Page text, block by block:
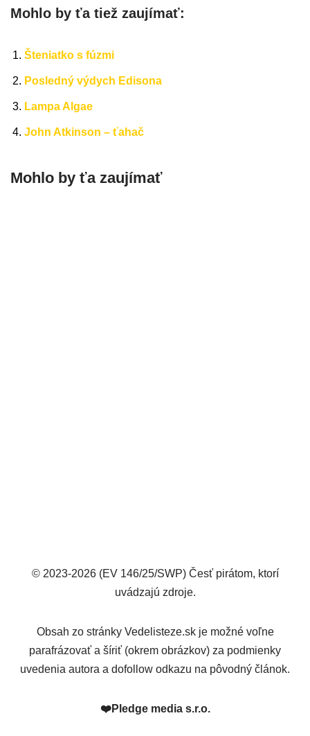
Mohlo by ťa tiež zaujímať:
Šteniatko s fúzmi
Posledný výdych Edisona
Lampa Algae
John Atkinson – ťahač
Mohlo by ťa zaujímať
© 2023-2026 (EV 146/25/SWP) Česť pirátom, ktorí
uvádzajú zdroje.
Obsah zo stránky Vedelisteze.sk je možné voľne
parafrázovať a šíriť (okrem obrázkov) za podmienky
uvedenia autora a dofollow odkazu na pôvodný článok.
❤️Pledge media s.r.o.